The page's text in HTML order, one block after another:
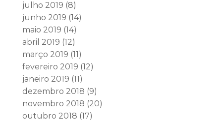
julho 2019 (8)
junho 2019 (14)
maio 2019 (14)
abril 2019 (12)
março 2019 (11)
fevereiro 2019 (12)
janeiro 2019 (11)
dezembro 2018 (9)
novembro 2018 (20)
outubro 2018 (17)